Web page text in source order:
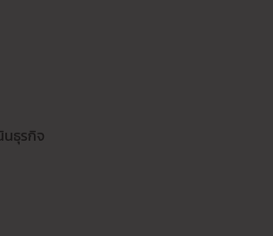
ธุรกิจ